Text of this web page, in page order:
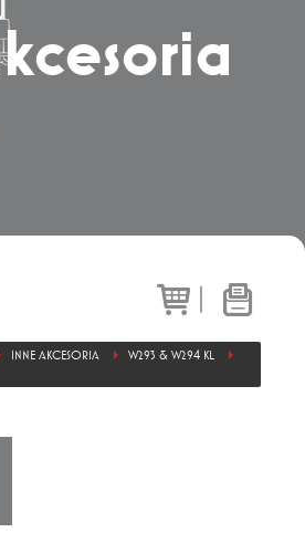
48 71 303 50 13
INNE AKCESORIA
W293 & W294 KL